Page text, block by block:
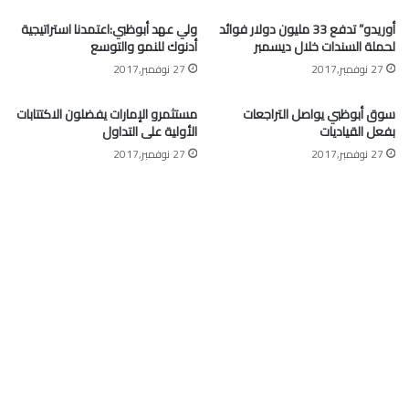
أوريدو” تدفع 33 مليون دولار فوائد
لحملة السندات خلال ديسمبر
27 نوفمبر,2017
ولي عهد أبوظبي:اعتمدنا استراتيجية
أدنوك للنمو والتوسع
27 نوفمبر,2017
سوق أبوظبي يواصل التراجعات
بفعل القياديات
27 نوفمبر,2017
مستثمرو الإمارات يفضلون الاكتتابات
الأولية على التداول
27 نوفمبر,2017